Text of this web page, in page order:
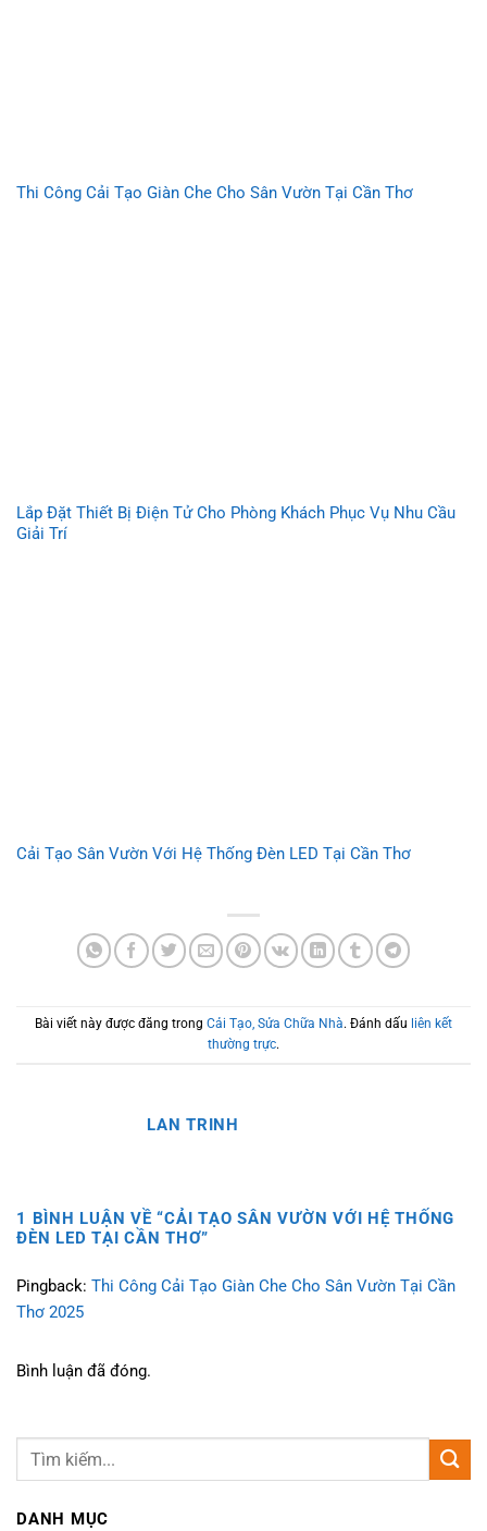
Thi Công Cải Tạo Giàn Che Cho Sân Vườn Tại Cần Thơ
Lắp Đặt Thiết Bị Điện Tử Cho Phòng Khách Phục Vụ Nhu Cầu
Giải Trí
Cải Tạo Sân Vườn Với Hệ Thống Đèn LED Tại Cần Thơ
Bài viết này được đăng trong Cải Tạo, Sửa Chữa Nhà. Đánh dấu liên kết
thường trực.
LAN TRINH
1 BÌNH LUẬN VỀ “CẢI TẠO SÂN VƯỜN VỚI HỆ THỐNG
ĐÈN LED TẠI CẦN THƠ”
Pingback: Thi Công Cải Tạo Giàn Che Cho Sân Vườn Tại Cần
Thơ 2025
Bình luận đã đóng.
DANH MỤC